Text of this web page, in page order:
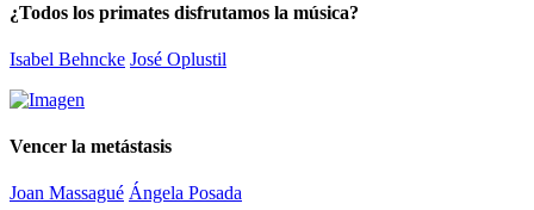
¿Todos los primates disfrutamos la música?
Isabel Behncke José Oplustil
Vencer la metástasis
Joan Massagué Ángela Posada